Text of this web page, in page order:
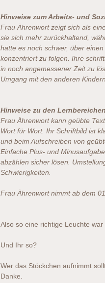
Hinweise zum Arbeits- und
Frau Ährenwort zeigt sich als
sie sich mehr zurückhaltend,
hatte es noch schwer, über
konzentriert zu folgen. Ihre
in noch angemessener Zeit zu
Umgang mit den anderen
Hinweise zu den
Frau Ährenwort kann geübte
Wort für Wort. Ihr Schriftbild ist
und beim Aufschreiben von
Einfache Plus- und
abzählen sicher lösen.
Schwierigkeiten.
Frau Ährenwort nimmt ab dem
Also so eine richtige Leuchte
Und Ihr so?
Wer das Stöckchen aufnimmt
Danke.